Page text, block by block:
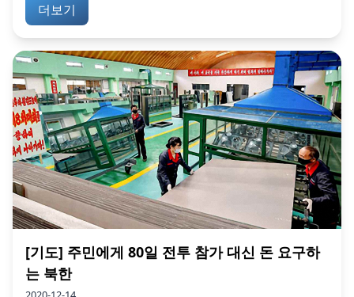
더보기
[기도] 주민에게 80일 전투 참가 대신 돈 요구하
는 북한